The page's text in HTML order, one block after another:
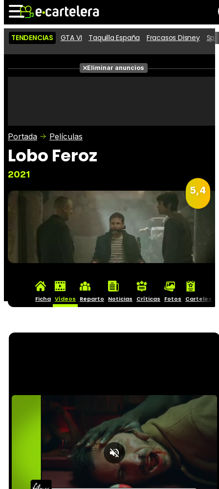
Noticias Cartelera
Películas
Críticas
TENDENCIAS GTA VI Taquilla España Fracasos Disney
Eliminar anuncios
Portada Películas
Lobo Feroz
2021
5,4
Ficha Vídeos Reparto Noticias Críticas Fotos Carteles